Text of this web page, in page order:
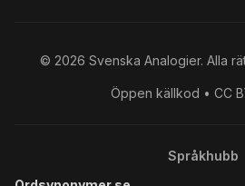
© 2026 Svenska Analogier. Alla
Öppen källkod • CC
Språkhubb